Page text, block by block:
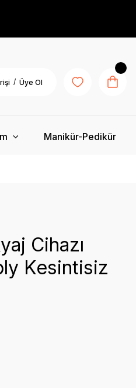
/ Üye Ol
Manikür-Pedikür
Cihazı
Kesintisiz